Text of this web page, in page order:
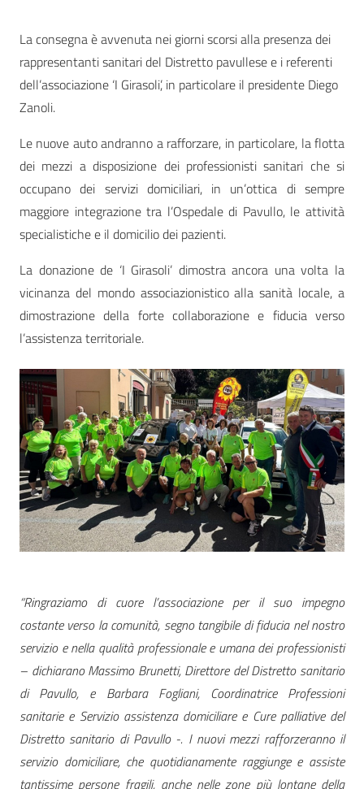
La consegna è avvenuta nei giorni scorsi alla presenza dei
rappresentanti sanitari del Distretto pavullese e i referenti
dell’associazione ‘I Girasoli’, in particolare il presidente Diego
Zanoli.
Le nuove auto andranno a rafforzare, in particolare, la flotta
dei mezzi a disposizione dei professionisti sanitari che si
occupano dei servizi domiciliari, in un’ottica di sempre
maggiore integrazione tra l’Ospedale di Pavullo, le attività
specialistiche e il domicilio dei pazienti.
La donazione de ‘I Girasoli’ dimostra ancora una volta la
vicinanza del mondo associazionistico alla sanità locale, a
dimostrazione della forte collaborazione e fiducia verso
l’assistenza territoriale.
“Ringraziamo di cuore l’associazione per il suo impegno
costante verso la comunità, segno tangibile di fiducia nel nostro
servizio e nella qualità professionale e umana dei professionisti
– dichiarano Massimo Brunetti, Direttore del Distretto sanitario
di Pavullo, e Barbara Fogliani, Coordinatrice Professioni
sanitarie e Servizio assistenza domiciliare e Cure palliative del
Distretto sanitario di Pavullo -. I nuovi mezzi rafforzeranno il
servizio domiciliare, che quotidianamente raggiunge e assiste
tantissime persone fragili, anche nelle zone più lontane della